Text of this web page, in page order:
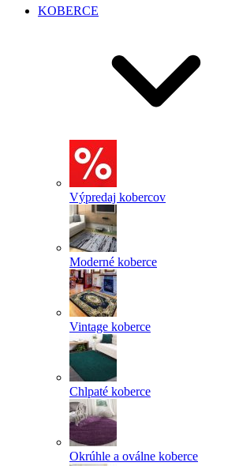
KOBERCE
Výpredaj kobercov
Moderné koberce
Vintage koberce
Chlpaté koberce
Okrúhle a oválne koberce